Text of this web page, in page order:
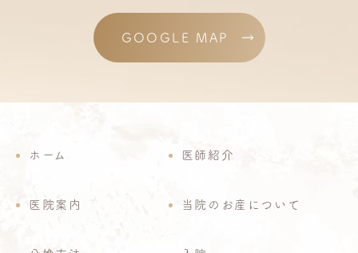
GOOGLE MAP
ホーム 医師紹介
医院案内 当院のお産について